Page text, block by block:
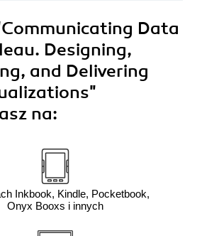
Data
Designing,
and Delivering
na:
Inkbook, Kindle, Pocketbook,
Onyx Booxs i innych